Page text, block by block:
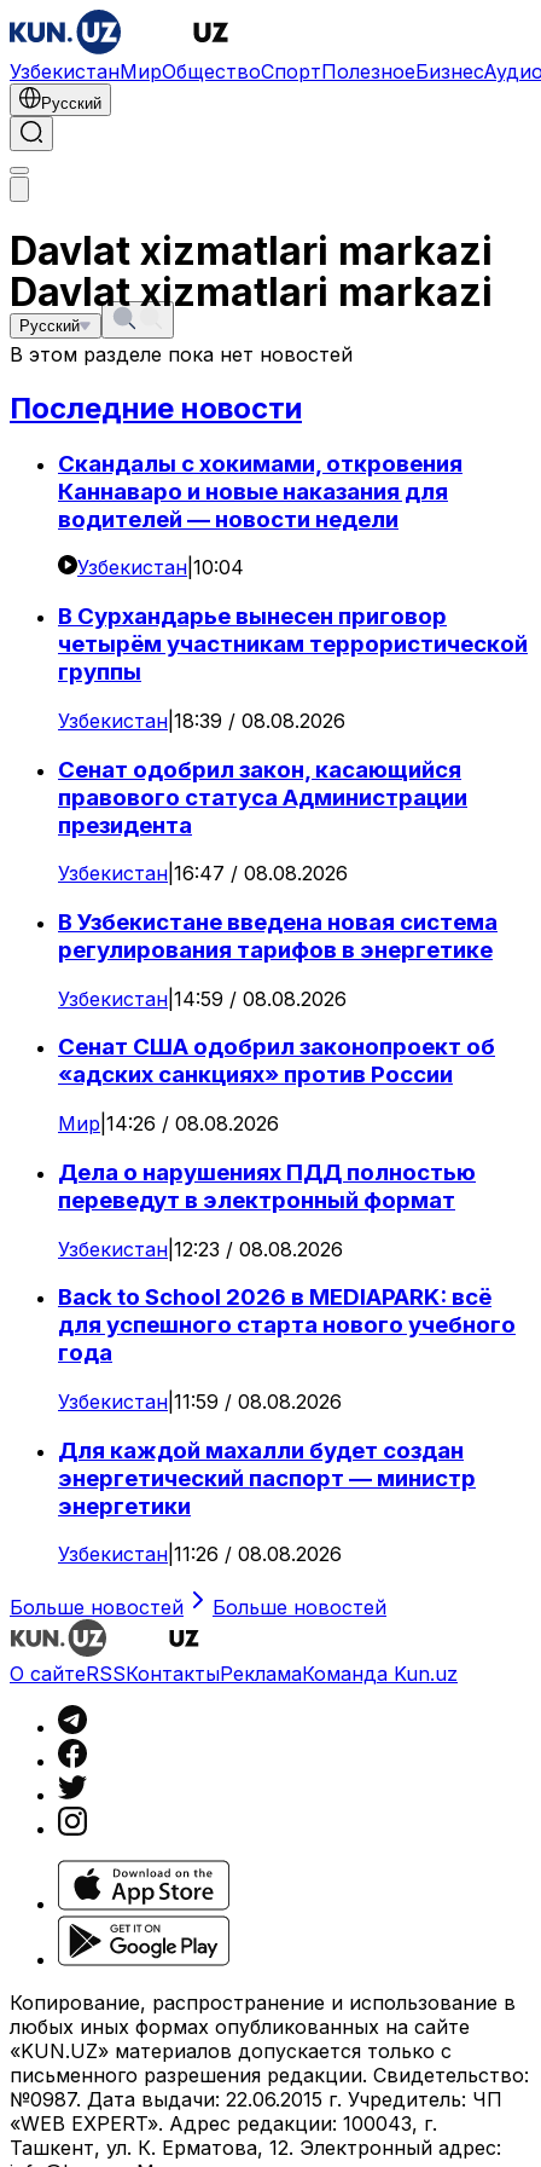
УзбекистанМирОбществоСпортПолезноеБизнес
Русский
Davlat xizmatlari markazi
Русский
Davlat xizmatlari markazi
В этом разделе пока нет новостей
Последние новости
Скандалы с хокимами, откровения
Каннаваро и новые наказания для
водителей — новости недели
Узбекистан 10:04
В Сурхандарье вынесен приговор
четырём участникам террористической
группы
Узбекистан 18:39 / 08.08.2026
Сенат одобрил закон, касающийся
правового статуса Администрации
президента
Узбекистан 16:47 / 08.08.2026
В Узбекистане введена новая система
регулирования тарифов в энергетике
Узбекистан 14:59 / 08.08.2026
Сенат США одобрил законопроект об
«адских санкциях» против России
Мир 14:26 / 08.08.2026
Дела о нарушениях ПДД полностью
переведут в электронный формат
Узбекистан 12:23 / 08.08.2026
Back to School 2026 в MEDIAPARK: всё
для успешного старта нового учебного
года
Узбекистан 11:59 / 08.08.2026
Для каждой махалли будет создан
энергетический паспорт — министр
энергетики
Узбекистан 11:26 / 08.08.2026
Больше новостей Больше новостей
О сайтеRSSКонтактыРекламаКоманда Kun.uz
Копирование, распространение и использование в
любых иных формах опубликованных на сайте
«KUN.UZ» материалов допускается только с
письменного разрешения редакции. Свидетельство:
№0987. Дата выдачи: 22.06.2015 г. Учредитель: ЧП
«WEB EXPERT». Адрес редакции: 100043, г.
Ташкент, ул. К. Ерматова, 12. Электронный адрес: